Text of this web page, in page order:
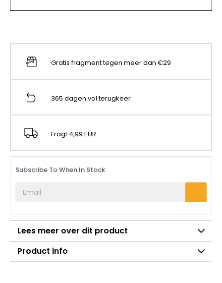
Gratis fragment tegen meer dan €29
365 dagen vol terugkeer
Fragt 4,99 EUR
Subscribe To When In Stock
Lees meer over dit product
Product info